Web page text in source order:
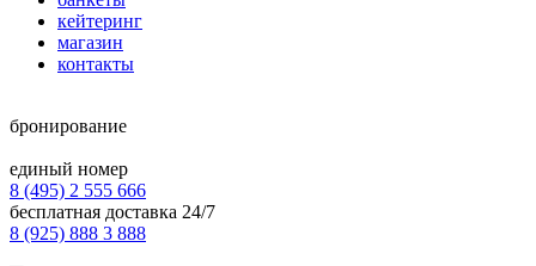
кейтеринг
магазин
контакты
бронирование
единый номер
8 (495) 2 555 666
бесплатная доставка 24/7
8 (925) 888 3 888